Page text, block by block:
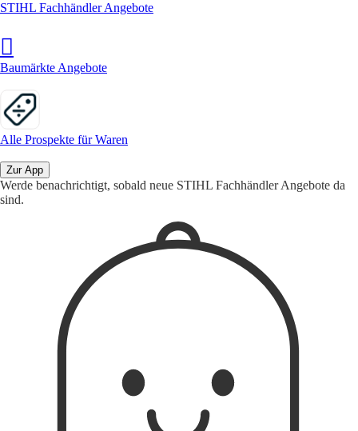
STIHL Fachhändler Angebote
Baumärkte Angebote
Alle Prospekte für Waren
Zur App
Werde benachrichtigt, sobald neue STIHL Fachhändler Angebote da
sind.